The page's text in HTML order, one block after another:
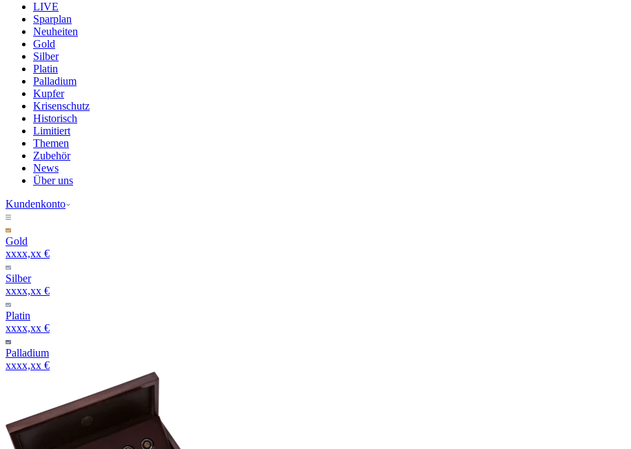
LIVE
Sparplan
Neuheiten
Gold
Silber
Platin
Palladium
Kupfer
Krisenschutz
Historisch
Limitiert
Themen
Zubehör
News
Über uns
Kundenkonto
Gold
xxxx,xx €
Silber
xxxx,xx €
Platin
xxxx,xx €
Palladium
xxxx,xx €